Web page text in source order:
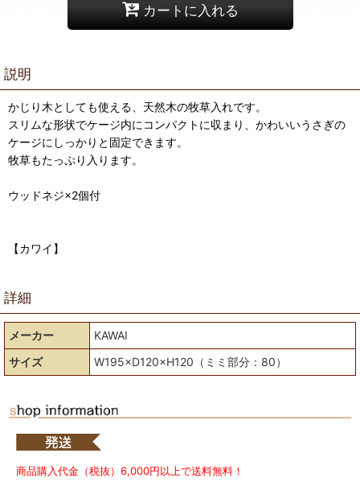
カートに入れる
説明
かじり木としても使える、天然木の牧草入れです。
スリムな形状でケージ内にコンパクトに収まり、かわいいうさぎの
ケージにしっかりと固定できます。
牧草もたっぷり入ります。
ウッドネジ×2個付
【カワイ】
詳細
メーカー
KAWAI
サイズ
W195×D120×H120（ミミ部分：80）
商品購入代金（税抜）6,000円以上で送料無料！